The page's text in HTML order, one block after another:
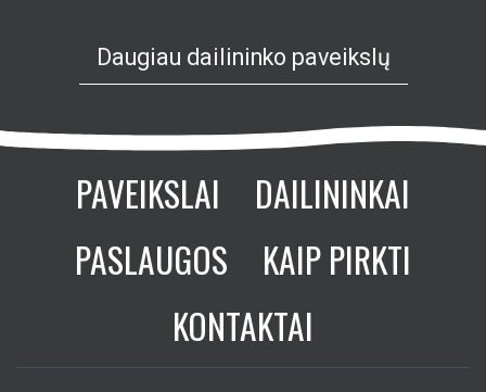
Daugiau dailininko paveikslų
PAVEIKSLAI
DAILININKAI
PASLAUGOS
KAIP PIRKTI
KONTAKTAI